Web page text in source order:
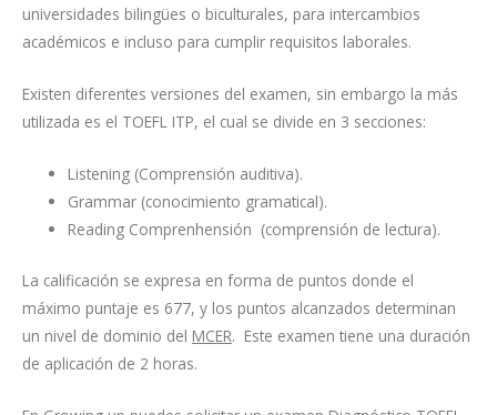
universidades bilingües o biculturales, para intercambios
académicos e incluso para cumplir requisitos laborales.
Existen diferentes versiones del examen, sin embargo la más
utilizada es el TOEFL ITP, el cual se divide en 3 secciones:
Listening (Comprensión auditiva).
Grammar (conocimiento gramatical).
Reading Comprenhensión (comprensión de lectura).
La calificación se expresa en forma de puntos donde el
máximo puntaje es 677, y los puntos alcanzados determinan
un nivel de dominio del MCER. Este examen tiene una duración
de aplicación de 2 horas.